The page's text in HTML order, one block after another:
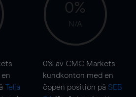
Telia
0%
N/A
0% av CMC Markets
kundkonton med en
öppen position på SEB